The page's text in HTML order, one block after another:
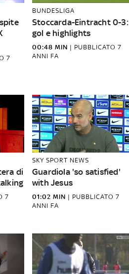
7
BUNDESLIGA
Stoccarda-Eintracht 0-3:
gol e highlights
00:48 MIN | PUBBLICATO 7
ANNI FA
di
7
SKY SPORT NEWS
Guardiola 'so satisfied'
with Jesus
01:02 MIN | PUBBLICATO 7
ANNI FA